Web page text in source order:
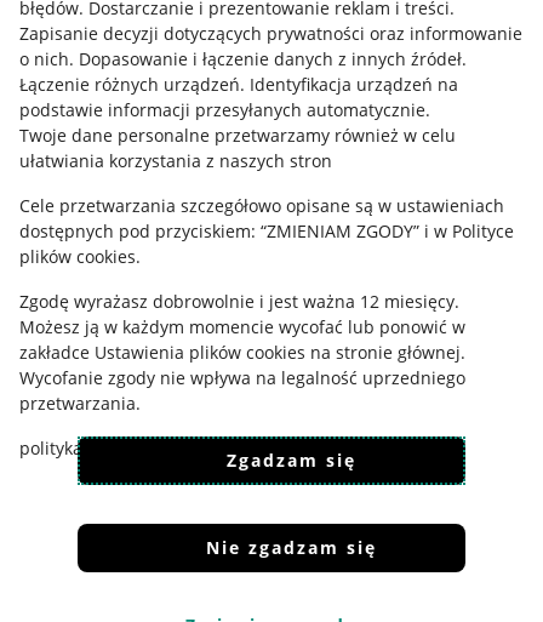
błędów. Dostarczanie i prezentowanie reklam i treści.
Zapisanie decyzji dotyczących prywatności oraz informowanie
o nich. Dopasowanie i łączenie danych z innych źródeł.
Łączenie różnych urządzeń. Identyfikacja urządzeń na
podstawie informacji przesyłanych automatycznie.
Twoje dane personalne przetwarzamy również w celu
ułatwiania korzystania z naszych stron
Cele przetwarzania szczegółowo opisane są w ustawieniach
dostępnych pod przyciskiem: “ZMIENIAM ZGODY” i w Polityce
plików cookies.
Zgodę wyrażasz dobrowolnie i jest ważna 12 miesięcy.
Możesz ją w każdym momencie wycofać lub ponowić w
zakładce Ustawienia plików cookies na stronie głównej.
Wycofanie zgody nie wpływa na legalność uprzedniego
przetwarzania.
polityka plików cookies
polityka ochrony prywatności
Zgadzam się
Nie zgadzam się
Regulamin
Polityka plików "cookies"
Ustawienia plików "cookies"
Udostępnianie lokalizacji
Informacje dla Aktu o Usługach Cyfrowych
Pobierz aplikację
Korzystanie z serwisu oznacza akceptacjęregulaminu